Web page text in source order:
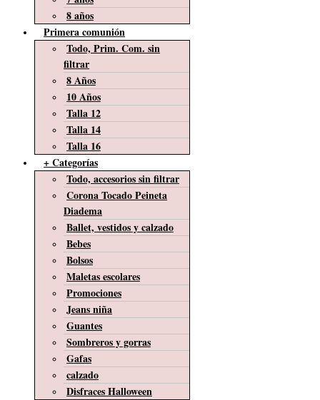
8 años
Primera comunión
Todo, Prim. Com. sin
filtrar
8 Años
10 Años
Talla 12
Talla 14
Talla 16
+ Categorías
Todo, accesorios sin filtrar
Corona Tocado Peineta
Diadema
Ballet, vestidos y calzado
Bebes
Bolsos
Maletas escolares
Promociones
Jeans niña
Guantes
Sombreros y gorras
Gafas
calzado
Disfraces Halloween